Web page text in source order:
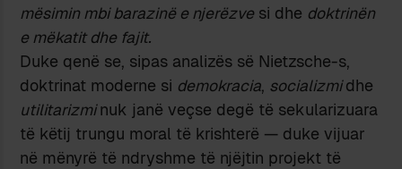
mësimin mbi barazinë e njerëzve si dhe doktrinën
e mëkatit dhe fajit.
Duke qenë se, sipas analizës së Nietzsche-s,
doktrinat moderne si demokracia, socializmidhe
utilitarizminuk janë veçse degë të sekularizuara
të këtij trungu moral të krishterë — duke vijuar
në mënyrë të ndryshme të njëjtin projekt të